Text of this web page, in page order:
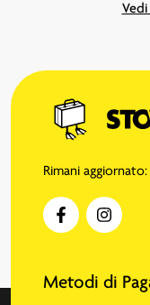
Rimani
Metodi di